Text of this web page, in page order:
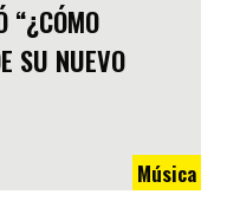
“¿CÓMO
SU NUEVO
Música